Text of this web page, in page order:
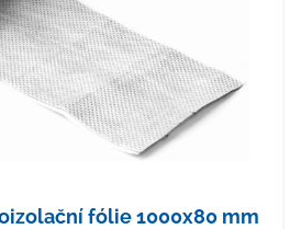
fólie 1000x80 mm